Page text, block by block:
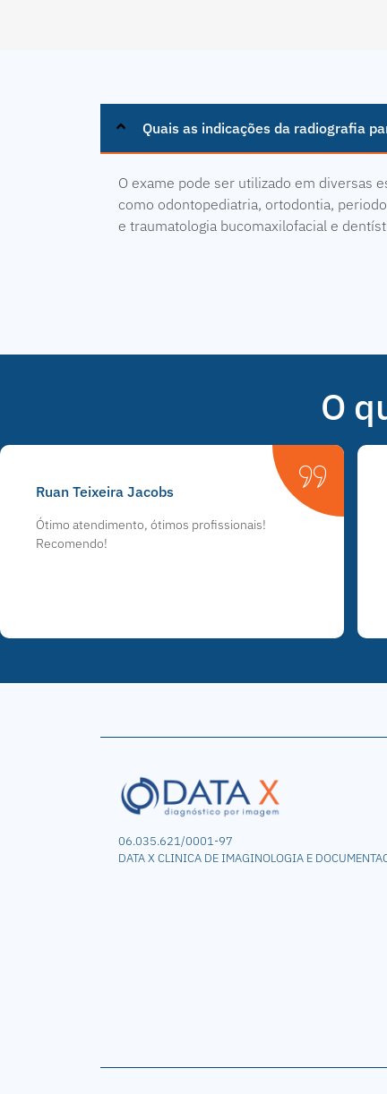
Quais as indicações da radiografia
O exame pode ser utilizado em diversas
como odontopediatria, ortodontia,
e traumatologia bucomaxilofacial e
O
Ruan Teixeira Jacobs
Ótimo atendimento, ótimos profissionais!
Recomendo!
06.035.621/0001-97
DATA X CLINICA DE IMAGINOLOGIA E